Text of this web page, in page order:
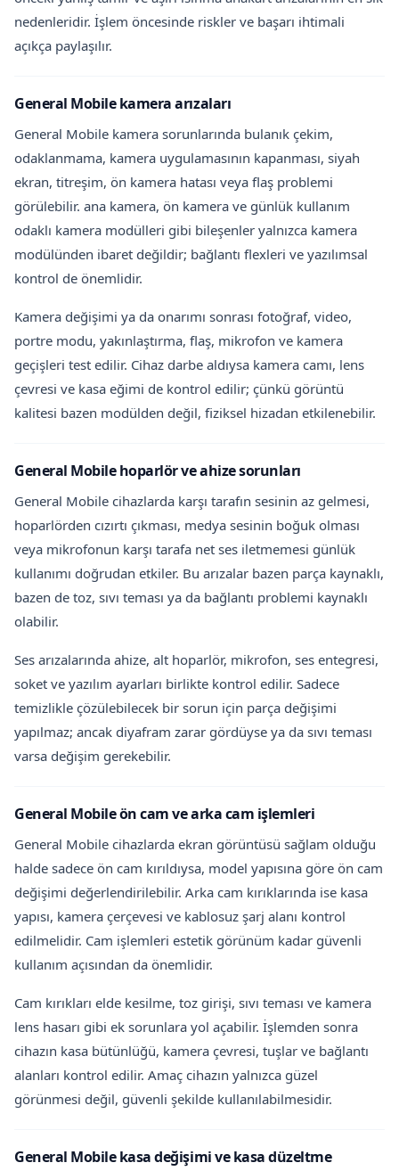
nedenleridir. İşlem öncesinde riskler ve başarı ihtimali
açıkça paylaşılır.
General Mobile kamera arızaları
General Mobile kamera sorunlarında bulanık çekim,
odaklanmama, kamera uygulamasının kapanması, siyah
ekran, titreşim, ön kamera hatası veya flaş problemi
görülebilir. ana kamera, ön kamera ve günlük kullanım
odaklı kamera modülleri gibi bileşenler yalnızca kamera
modülünden ibaret değildir; bağlantı flexleri ve yazılımsal
kontrol de önemlidir.
Kamera değişimi ya da onarımı sonrası fotoğraf, video,
portre modu, yakınlaştırma, flaş, mikrofon ve kamera
geçişleri test edilir. Cihaz darbe aldıysa kamera camı, lens
çevresi ve kasa eğimi de kontrol edilir; çünkü görüntü
kalitesi bazen modülden değil, fiziksel hizadan etkilenebilir.
General Mobile hoparlör ve ahize sorunları
General Mobile cihazlarda karşı tarafın sesinin az gelmesi,
hoparlörden cızırtı çıkması, medya sesinin boğuk olması
veya mikrofonun karşı tarafa net ses iletmemesi günlük
kullanımı doğrudan etkiler. Bu arızalar bazen parça kaynaklı,
bazen de toz, sıvı teması ya da bağlantı problemi kaynaklı
olabilir.
Ses arızalarında ahize, alt hoparlör, mikrofon, ses entegresi,
soket ve yazılım ayarları birlikte kontrol edilir. Sadece
temizlikle çözülebilecek bir sorun için parça değişimi
yapılmaz; ancak diyafram zarar gördüyse ya da sıvı teması
varsa değişim gerekebilir.
General Mobile ön cam ve arka cam işlemleri
General Mobile cihazlarda ekran görüntüsü sağlam olduğu
halde sadece ön cam kırıldıysa, model yapısına göre ön cam
değişimi değerlendirilebilir. Arka cam kırıklarında ise kasa
yapısı, kamera çerçevesi ve kablosuz şarj alanı kontrol
edilmelidir. Cam işlemleri estetik görünüm kadar güvenli
kullanım açısından da önemlidir.
Cam kırıkları elde kesilme, toz girişi, sıvı teması ve kamera
lens hasarı gibi ek sorunlara yol açabilir. İşlemden sonra
cihazın kasa bütünlüğü, kamera çevresi, tuşlar ve bağlantı
alanları kontrol edilir. Amaç cihazın yalnızca güzel
görünmesi değil, güvenli şekilde kullanılabilmesidir.
General Mobile kasa değişimi ve kasa düzeltme